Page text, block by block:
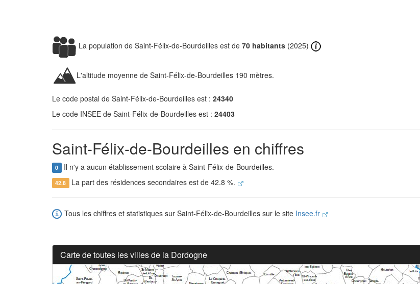
La population de Saint-Félix-de-Bourdeilles est de 70 habitants (2025)
L'altitude moyenne de Saint-Félix-de-Bourdeilles 190 mètres.
Le code postal de Saint-Félix-de-Bourdeilles est : 24340
Le code INSEE de Saint-Félix-de-Bourdeilles est : 24403
Saint-Félix-de-Bourdeilles en chiffres
0 Il n'y a aucun établissement scolaire à Saint-Félix-de-Bourdeilles.
42.8 La part des résidences secondaires est de 42.8 %.
Tous les chiffres et statistiques sur Saint-Félix-de-Bourdeilles sur le site Insee.fr
Carte de toutes les villes de la Dordogne